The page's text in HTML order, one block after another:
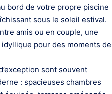
bord de votre propre piscine
sous le soleil estival.
amis ou en couple, une
pour des moments de
sont souvent
: spacieuses chambres